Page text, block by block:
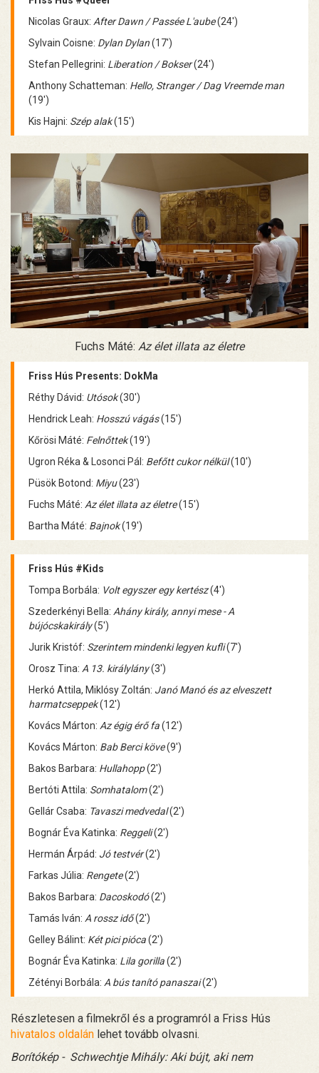
Nicolas Graux: After Dawn / Passée L'aube(24')
Sylvain Coisne: Dylan Dylan(17')
Stefan Pellegrini: Liberation / Bokser(24')
Anthony Schatteman: Hello, Stranger / Dag Vreemde man
(19')
Kis Hajni: Szép alak(15')
Fuchs Máté: Az élet illata az életre
Friss Hús Presents: DokMa
Réthy Dávid: Utósok(30')
Hendrick Leah: Hosszú vágás(15')
Kőrösi Máté: Felnőttek(19')
Ugron Réka & Losonci Pál: Befőtt cukor nélkül(10')
Püsök Botond: Miyu(23')
Fuchs Máté: Az élet illata az életre(15')
Bartha Máté: Bajnok(19')
Friss Hús #Kids
Tompa Borbála: Volt egyszer egy kertész(4')
Szederkényi Bella: Ahány király, annyi mese - A
bújócskakirály(5')
Jurik Kristóf: Szerintem mindenki legyen kufli(7')
Orosz Tina: A 13. királylány(3')
Herkó Attila, Miklósy Zoltán: Janó Manó és az elveszett
harmatcseppek(12')
Kovács Márton: Az égig érő fa(12')
Kovács Márton: Bab Berci köve(9')
Bakos Barbara: Hullahopp(2')
Bertóti Attila: Somhatalom(2')
Gellár Csaba: Tavaszi medvedal(2')
Bognár Éva Katinka: Reggeli(2')
Hermán Árpád: Jó testvér(2')
Farkas Júlia: Rengete(2')
Bakos Barbara: Dacoskodó(2')
Tamás Iván: A rossz idő(2')
Gelley Bálint: Két pici pióca(2')
Bognár Éva Katinka: Lila gorilla(2')
Zétényi Borbála: A bús tanító panaszai(2')
Részletesen a filmekről és a programról a Friss Hús
hivatalos oldalán lehet tovább olvasni.
Borítókép - Schwechtje Mihály: Aki bújt, aki nem